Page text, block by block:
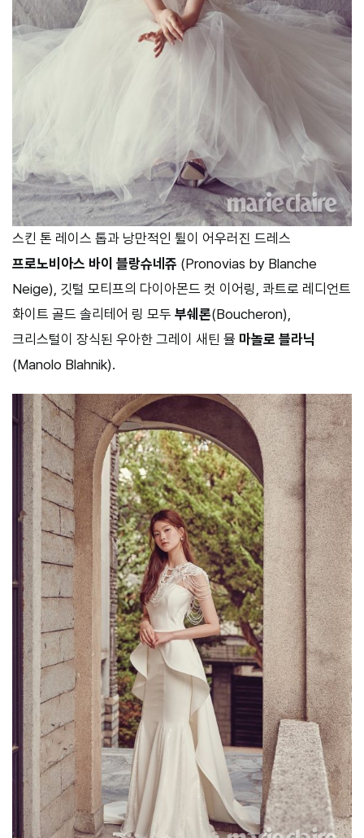
스킨 톤 레이스 톱과 낭만적인 튈이 어우러진 드레스
프로노비아스 바이 블랑슈네쥬 (Pronovias by Blanche
Neige), 깃털 모티프의 다이아몬드 컷 이어링, 콰트로 레디언트
화이트 골드 솔리테어 링 모두 부쉐론(Boucheron),
크리스털이 장식된 우아한 그레이 새틴 뮬 마놀로 블라닉
(Manolo Blahnik).